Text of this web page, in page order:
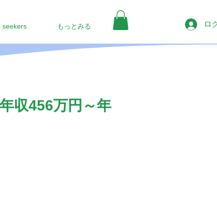
seekers もっとみる ロ
収456万円～年